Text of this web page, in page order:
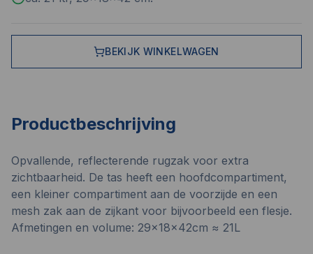
BEKIJK WINKELWAGEN
Productbeschrijving
Opvallende, reflecterende rugzak voor extra
zichtbaarheid. De tas heeft een hoofdcompartiment,
een kleiner compartiment aan de voorzijde en een
mesh zak aan de zijkant voor bijvoorbeeld een flesje.
Afmetingen en volume: 29x18x42cm ≈ 21L